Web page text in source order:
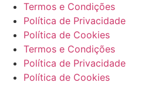
Termos e Condições
Política de Privacidade
Política de Cookies
Termos e Condições
Política de Privacidade
Política de Cookies